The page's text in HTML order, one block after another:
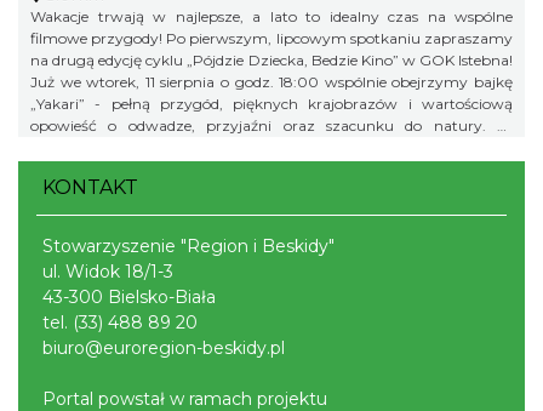
Wakacje trwają w najlepsze, a lato to idealny czas na wspólne
filmowe przygody! Po pierwszym, lipcowym spotkaniu zapraszamy
na drugą edycję cyklu „Pójdzie Dziecka, Bedzie Kino” w GOK Istebna!
Już we wtorek, 11 sierpnia o godz. 18:00 wspólnie obejrzymy bajkę
„Yakari” - pełną przygód, pięknych krajobrazów i wartościową
opowieść o odwadze, przyjaźni oraz szacunku do natury. To
Zapraszamy na bajkę i... popcorn! Na wszystkich uczestników
będzie czekał kinowy poczęstunek. Gminny Ośrodek Kultury w
zapisy pod numerem telefonu: 791 452 222. Liczba miejsc jest
ograniczona, dlatego zachęcamy do wcześniejszych zapisów.
KONTAKT
Stowarzyszenie "Region i Beskidy"
ul. Widok 18/1-3
43-300 Bielsko-Biała
tel. (33) 488 89 20
biuro@euroregion-beskidy.pl
Portal powstał w ramach projektu